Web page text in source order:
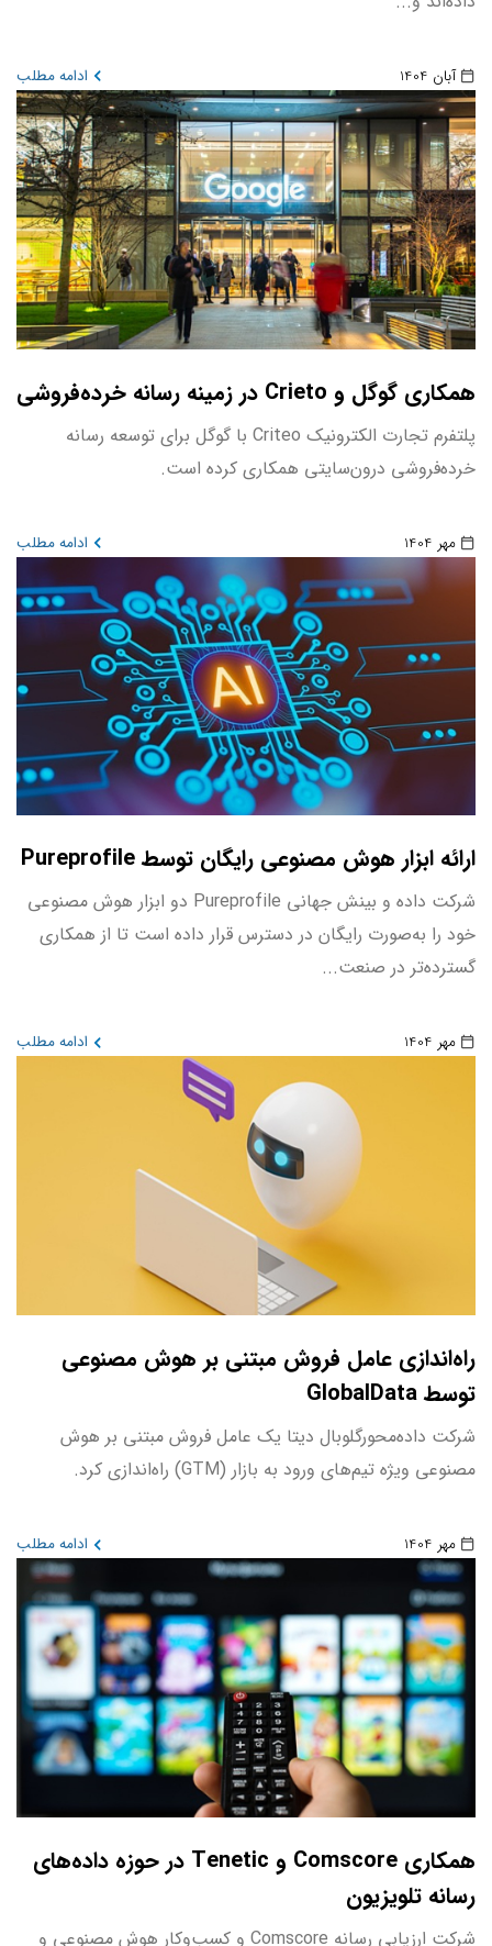
آبان 1404 ادامه مطلب
همکاری گوگل و Crieto در زمینه رسانه خرده‌فروشی
پلتفرم تجارت الکترونیک Criteo با گوگل برای توسعه رسانه
خرده‌فروشی درون‌سایتی همکاری کرده است.
مهر 1404 ادامه مطلب
ارائه ابزار هوش مصنوعی رایگان توسط Pureprofile
شرکت داده و بینش جهانی Pureprofile دو ابزار هوش مصنوعی
خود را به‌صورت رایگان در دسترس قرار داده است تا از همکاری
گسترده‌تر در صنعت...
مهر 1404 ادامه مطلب
راه‌اندازی عامل فروش مبتنی بر هوش مصنوعی
توسط GlobalData
شرکت داده‌محورگلوبال دیتا یک عامل فروش مبتنی بر هوش
مصنوعی ویژه تیم‌های ورود به بازار (GTM) راه‌اندازی کرد.
مهر 1404 ادامه مطلب
همکاری Comscore و Tenetic در حوزه داده‌های
رسانه تلویزیون
شرکت ارزیابی رسانه Comscore و کسب‌وکار هوش مصنوعی و